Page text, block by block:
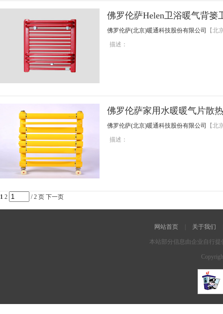
佛罗伦萨Helen卫浴暖气背
佛罗伦萨(北京)暖通科技股份有限公司
【北
描述：
佛罗伦萨家用水暖暖气片散
佛罗伦萨(北京)暖通科技股份有限公司
【北
描述：
1 2 / 2 页 下一页
网站首页 关于我们
本站部分信息由企业自行